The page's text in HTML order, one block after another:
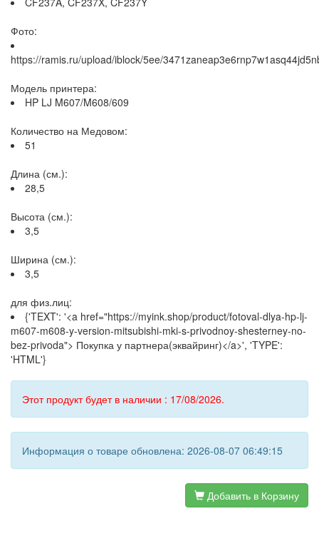
Фото:
https://ramis.ru/upload/iblock/5ee/
Модель принтера:
HP LJ M607/M608/609
Количество на Медовом:
51
Длина (см.):
28,5
Высота (см.):
3,5
Ширина (см.):
3,5
для физ.лиц:
{'TEXT': '<a href="https://myink.shop/product/fotoval-dlya-hp-lj-
m607-m608-y-version-mitsubishi-mki-s-privodnoy-shesterney-no-
bez-privoda"> Покупка у партнера(эквайринг)</a>', 'TYPE':
'HTML'}
Этот продукт будет в наличии : 17/08/2026.
Информация о товаре обновлена: 2026-08-07 06:49:15
Добавить в Корзину